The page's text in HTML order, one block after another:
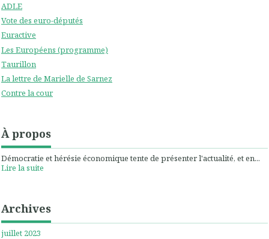
ADLE
Vote des euro-députés
Euractive
Les Européens (programme)
Taurillon
La lettre de Marielle de Sarnez
Contre la cour
À propos
Démocratie et hérésie économique tente de présenter l'actualité, et en...
Lire la suite
Archives
juillet 2023